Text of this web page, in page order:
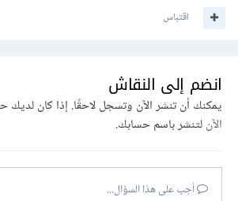
اقتباس
انضم إلى النقاش
يمكنك أن تنشر الآن وتسجل لاحقًا. إذا كان لديك
الآنلتنشر باسم حسابك.
أجب على هذا السؤال...